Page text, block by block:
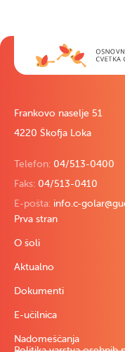
Frankovo naselje 51
4220 Škofja Loka
Telefon: 04/513-0400
Faks: 04/513-0410
E-pošta: info.c-
Prva stran
O šoli
Aktualno
Dokumenti
E-učilnica
Nadomeščanja